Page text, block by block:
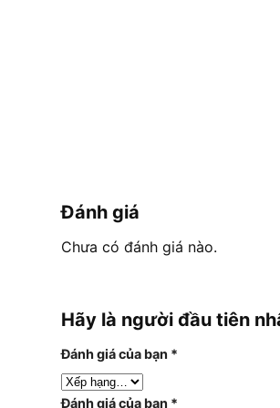
Đánh giá
Chưa có đánh giá nào.
Hãy là người đầu tiên
Đánh giá của bạn *
Đánh giá của bạn *